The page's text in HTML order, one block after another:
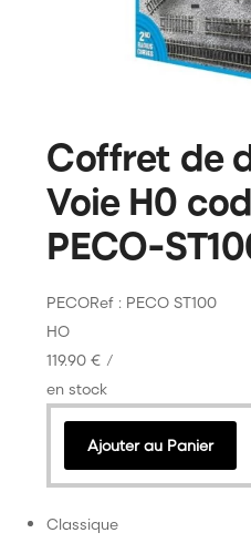
Coffret de
Voie H0
PECO-
PECORef : PECO ST100
HO
119.90 € /
en stock
Ajouter au Panier
Classique